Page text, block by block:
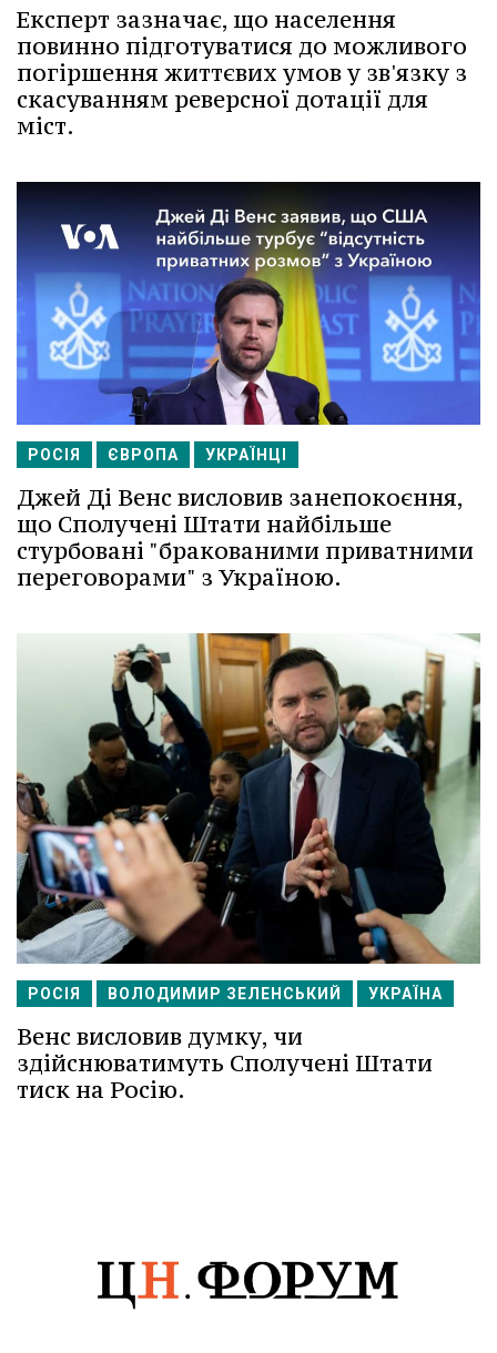
Експерт зазначає, що населення
повинно підготуватися до можливого
погіршення життєвих умов у зв'язку з
скасуванням реверсної дотації для
міст.
РОСІЯ ЄВРОПА УКРАЇНЦІ
Джей Ді Венс висловив занепокоєння,
що Сполучені Штати найбільше
стурбовані "бракованими приватними
переговорами" з Україною.
РОСІЯ ВОЛОДИМИР ЗЕЛЕНСЬКИЙ УКРАЇНА
Венс висловив думку, чи
здійснюватимуть Сполучені Штати
тиск на Росію.